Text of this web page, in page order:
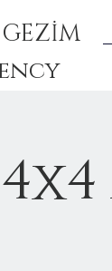
4x4